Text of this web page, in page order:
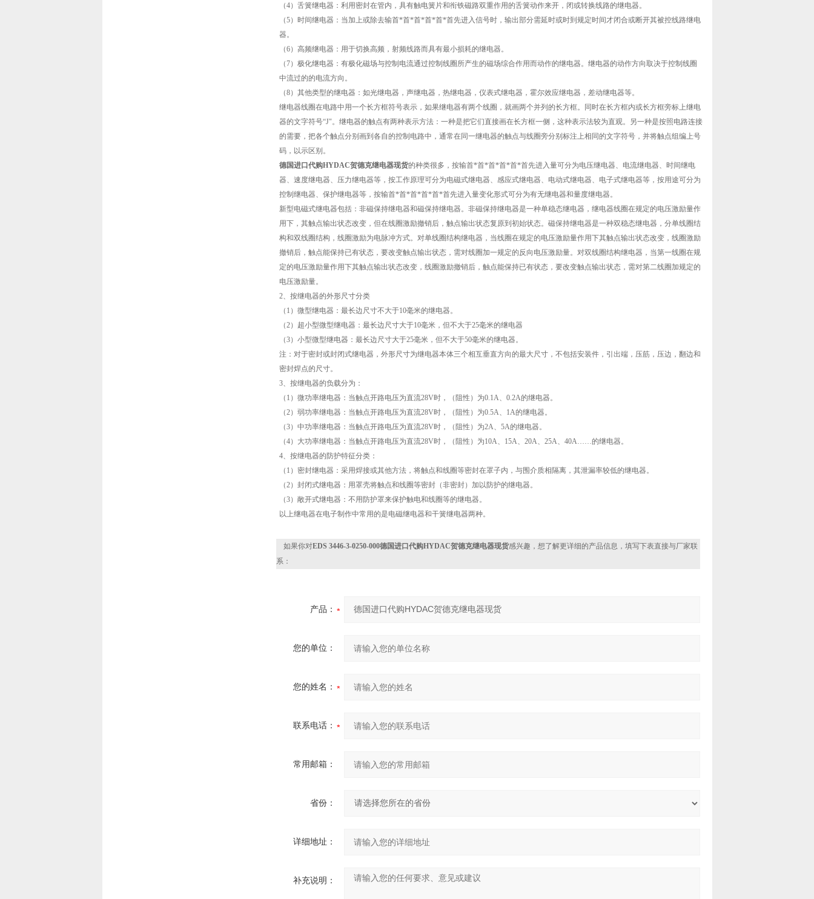
（4）舌簧继电器：利用密封在管内，具有触电簧片和衔铁磁路双重作用的舌簧动作来开，闭或转换线路的继电器。
（5）时间继电器：当加上或除去输首*首*首*首*首*首先进入信号时，输出部分需延时或时到规定时间才闭合或断开其被控线路继电
器。
（6）高频继电器：用于切换高频，射频线路而具有最小损耗的继电器。
（7）极化继电器：有极化磁场与控制电流通过控制线圈所产生的磁场综合作用而动作的继电器。继电器的动作方向取决于控制线圈
中流过的的电流方向。
（8）其他类型的继电器：如光继电器，声继电器，热继电器，仪表式继电器，霍尔效应继电器，差动继电器等。
继电器线圈在电路中用一个长方框符号表示，如果继电器有两个线圈，就画两个并列的长方框。同时在长方框内或长方框旁标上继电
器的文字符号“J"。继电器的触点有两种表示方法：一种是把它们直接画在长方框一侧，这种表示法较为直观。另一种是按照电路连接
的需要，把各个触点分别画到各自的控制电路中，通常在同一继电器的触点与线圈旁分别标注上相同的文字符号，并将触点组编上号
码，以示区别。
德国进口代购HYDAC贺德克继电器现货的种类很多，按输首*首*首*首*首*首先进入量可分为电压继电器、电流继电器、时间继电
器、速度继电器、压力继电器等，按工作原理可分为电磁式继电器、感应式继电器、电动式继电器、电子式继电器等，按用途可分为
控制继电器、保护继电器等，按输首*首*首*首*首*首先进入量变化形式可分为有无继电器和量度继电器。
新型电磁式继电器包括：非磁保持继电器和磁保持继电器。非磁保持继电器是一种单稳态继电器，继电器线圈在规定的电压激励量作
用下，其触点输出状态改变，但在线圈激励撤销后，触点输出状态复原到初始状态。磁保持继电器是一种双稳态继电器，分单线圈结
构和双线圈结构，线圈激励为电脉冲方式。对单线圈结构继电器，当线圈在规定的电压激励量作用下其触点输出状态改变，线圈激励
撤销后，触点能保持已有状态，要改变触点输出状态，需对线圈加一规定的反向电压激励量。对双线圈结构继电器，当第一线圈在规
定的电压激励量作用下其触点输出状态改变，线圈激励撤销后，触点能保持已有状态，要改变触点输出状态，需对第二线圈加规定的
电压激励量。
2、按继电器的外形尺寸分类
（1）微型继电器：最长边尺寸不大于10毫米的继电器。
（2）超小型微型继电器：最长边尺寸大于10毫米，但不大于25毫米的继电器
（3）小型微型继电器：最长边尺寸大于25毫米，但不大于50毫米的继电器。
注：对于密封或封闭式继电器，外形尺寸为继电器本体三个相互垂直方向的最大尺寸，不包括安装件，引出端，压筋，压边，翻边和
密封焊点的尺寸。
3、按继电器的负载分为：
（1）微功率继电器：当触点开路电压为直流28V时，（阻性）为0.1A、0.2A的继电器。
（2）弱功率继电器：当触点开路电压为直流28V时，（阻性）为0.5A、1A的继电器。
（3）中功率继电器：当触点开路电压为直流28V时，（阻性）为2A、5A的继电器。
（4）大功率继电器：当触点开路电压为直流28V时，（阻性）为10A、15A、20A、25A、40A……的继电器。
4、按继电器的防护特征分类：
（1）密封继电器：采用焊接或其他方法，将触点和线圈等密封在罩子内，与围介质相隔离，其泄漏率较低的继电器。
（2）封闭式继电器：用罩壳将触点和线圈等密封（非密封）加以防护的继电器。
（3）敞开式继电器：不用防护罩来保护触电和线圈等的继电器。
以上继电器在电子制作中常用的是电磁继电器和干簧继电器两种。
如果你对EDS 3446-3-0250-000德国进口代购HYDAC贺德克继电器现货感兴趣，想了解更详细的产品信息，填写下表直接与厂家联
系：
产品：
您的单位：
您的姓名：
联系电话：
常用邮箱：
省份：
详细地址：
补充说明：